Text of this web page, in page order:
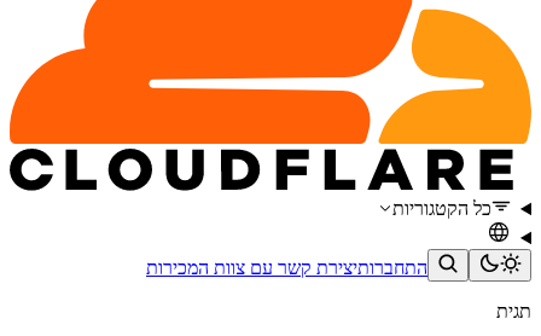
כל הקטגוריות
התחברותיצירת קשר עם צוות המכירות
תגית